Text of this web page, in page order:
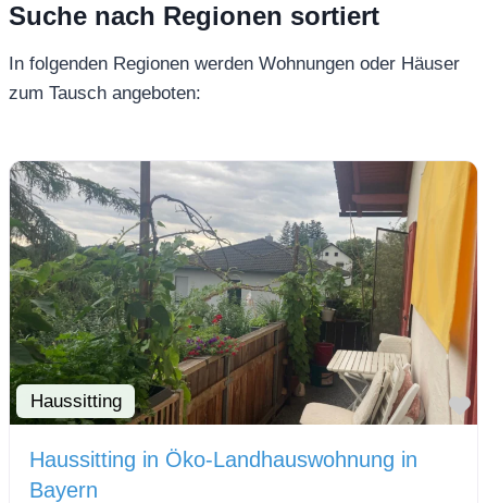
Suche nach Regionen sortiert
In folgenden Regionen werden Wohnungen oder Häuser
zum Tausch angeboten:
Haussitting
Haussitting in Öko-Landhauswohnung in
Bayern